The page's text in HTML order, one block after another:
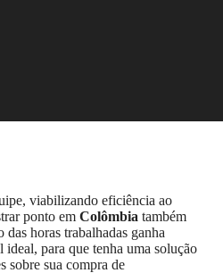
viabilizando eficiência ao
ponto em Colômbia também
horas trabalhadas ganha
para que tenha uma solução
sobre sua compra de